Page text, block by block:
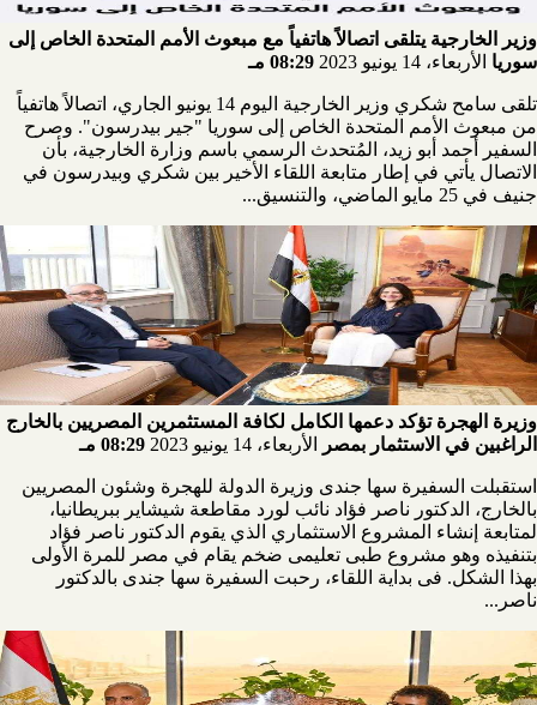
وزير الخارجية يتلقى اتصالاً هاتفياً مع مبعوث الأمم المتحدة الخاص إلى
سوريا الأربعاء، 14 يونيو 2023 08:29 مـ
تلقى سامح شكري وزير الخارجية اليوم 14 يونيو الجاري، اتصالاً هاتفياً
من مبعوث الأمم المتحدة الخاص إلى سوريا "جير بيدرسون". وصرح
السفير أحمد أبو زيد، المُتحدث الرسمي باسم وزارة الخارجية، بأن
الاتصال يأتي في إطار متابعة اللقاء الأخير بين شكري وبيدرسون في
جنيف في 25 مايو الماضي، والتنسيق...
وزيرة الهجرة تؤكد دعمها الكامل لكافة المستثمرين المصريين بالخارج
الراغبين في الاستثمار بمصر
الأربعاء، 14 يونيو 2023 08:29 مـ
استقبلت السفيرة سها جندى وزيرة الدولة للهجرة وشئون المصريين
بالخارج، الدكتور ناصر فؤاد نائب لورد مقاطعة شيشاير ببريطانيا‎،
لمتابعة إنشاء المشروع الاستثماري الذي يقوم الدكتور ناصر فؤاد
بتنفيذه وهو مشروع طبى تعليمى ضخم يقام في مصر للمرة الأولى
بهذا الشكل. فى بداية اللقاء، رحبت السفيرة سها جندى بالدكتور
ناصر...